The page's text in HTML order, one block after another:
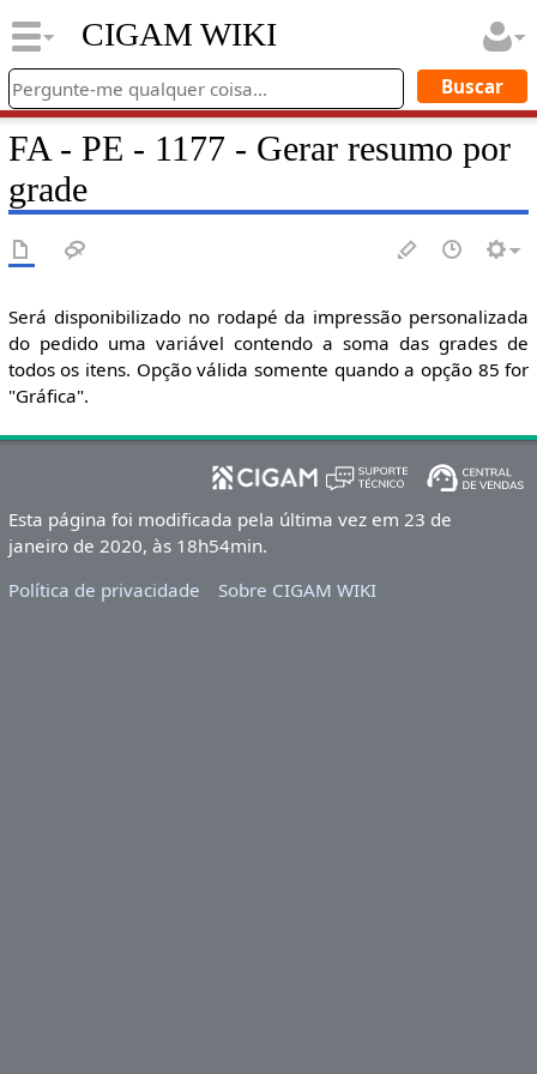
CIGAM WIKI
FA - PE - 1177 - Gerar resumo por
grade
Será disponibilizado no rodapé da impressão personalizada
do pedido uma variável contendo a soma das grades de
todos os itens. Opção válida somente quando a opção 85 for
"Gráfica".
Esta página foi modificada pela última vez em 23 de
janeiro de 2020, às 18h54min.
Política de privacidade
Sobre CIGAM WIKI